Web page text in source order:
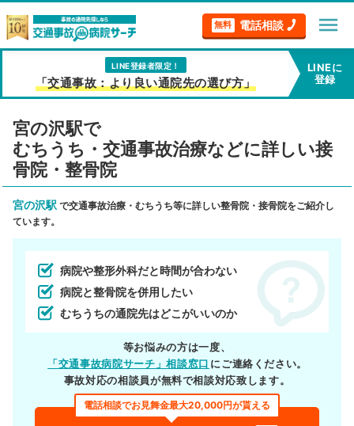
無料 電話相談 menu
LINE登録者限定！
「交通事故：より良い通院先の選び方」
LINEに
登録
宮の沢駅で
むちうち・交通事故治療などに詳しい接
骨院・整骨院
宮の沢駅 で交通事故治療・むちうち等に詳しい整骨院・接骨院をご紹介し
ています。
病院や整形外科だと時間が合わない
病院と整骨院を併用したい
むちうちの通院先はどこがいいのか
等お悩みの方は一度、
「交通事故病院サーチ」相談窓口 にご連絡ください。
事故対応の相談員が無料で相談対応致します。
電話相談でお見舞金最大20,000円が貰える